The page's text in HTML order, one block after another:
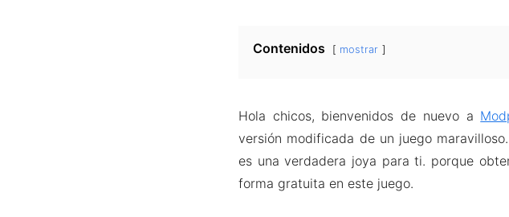
Contenidos mostrar
Hola chicos, bienvenidos de nuevo a
versión modificada de un juego
es una verdadera joya para ti. porque
forma gratuita en este juego.